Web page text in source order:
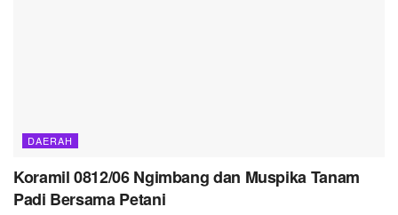
DAERAH
Koramil 0812/06 Ngimbang dan Muspika Tanam
Padi Bersama Petani